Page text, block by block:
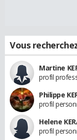
Vous
Martine
profil
Philippe
profil
Helene
profil